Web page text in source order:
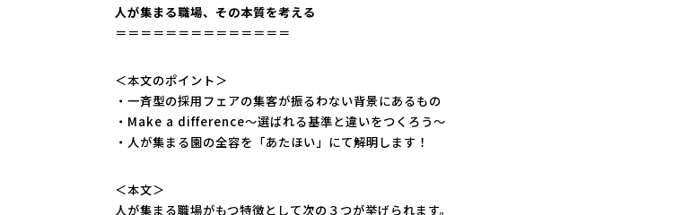
人が集まる職場、その本質を考える
＝＝＝＝＝＝＝＝＝＝＝＝＝＝
＜本文のポイント＞
・一斉型の採用フェアの集客が振るわない背景にあるもの
・Make a difference～選ばれる基準と違いをつくろう～
・人が集まる園の全容を「あたほい」にて解明します！
＜本文＞
人が集まる職場がもつ特徴として次の３つが挙げられます。